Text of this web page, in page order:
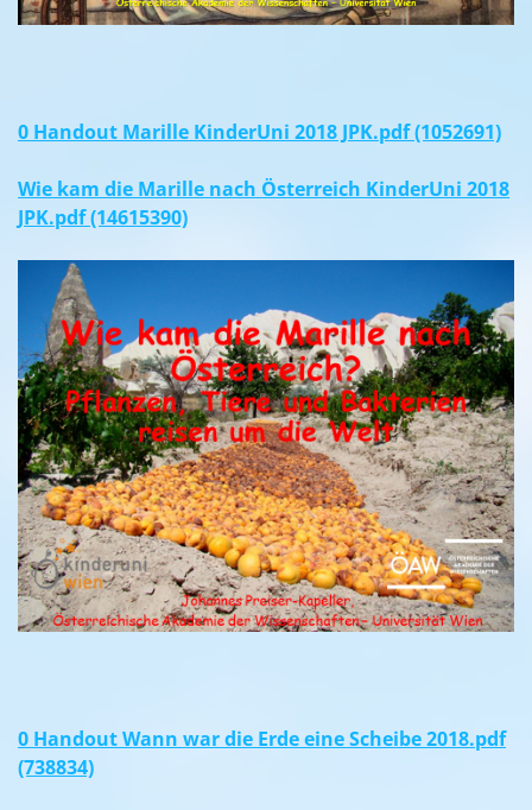
0 Handout Marille KinderUni 2018 JPK.pdf (1052691)
Wie kam die Marille nach Österreich KinderUni 2018
JPK.pdf (14615390)
0 Handout Wann war die Erde eine Scheibe 2018.pdf
(738834)